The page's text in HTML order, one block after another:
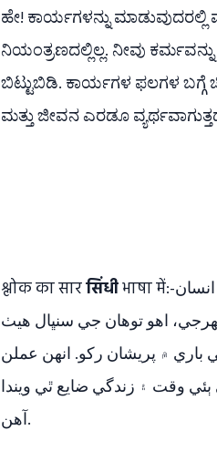
ಹೇ! ಕಾರ್ಯಗಳನ್ನು ಮಾಡುವುದರಲ್ಲಿ
ನಿಯಂತ್ರಣದಲ್ಲಿಲ್ಲ. ನೀವು
ಬಿಟ್ಟುಬಿಡಿ. ಕಾರ್ಯಗಳ ಫಲಗಳ ಬಗ್ಗೆ
ಮತ್ತು ಜೀವನ ಎರಡೂ
श्लोक का सारसिंधीभाषा में:-ارجن جي ذريعي رب شري ڪرشنا سڀني انسانن کي سيکاريندو آهي ته اي! انسان
اهو توهان جي سنڀال هيٺ
۾ پريشان رکو. انهن عملن
وقت ۽ زندگي ضايع ٿي ويندا
آهن.